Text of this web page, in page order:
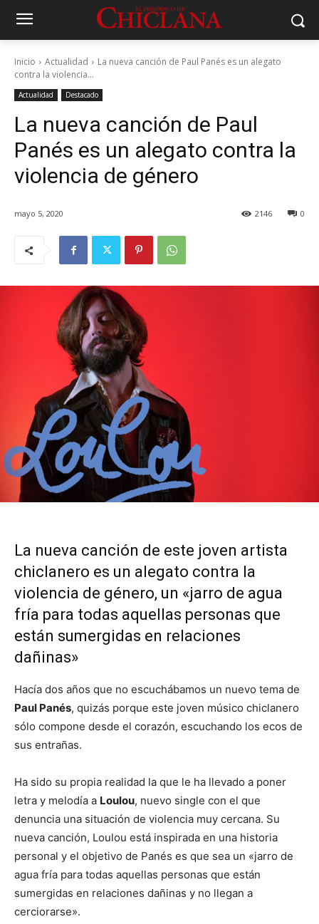
Inicio Actualidad
La nueva canción de Paul Panés es un alegato
contra la violencia...
Actualidad Destacado
La nueva canción de Paul
Panés es un alegato contra la
violencia de género
mayo 5, 2020 0
2146
La nueva canción de este joven artista
chiclanero es un alegato contra la
violencia de género, un «jarro de agua
fría para todas aquellas personas que
están sumergidas en relaciones
dañinas»
Hacía dos años que no escuchábamos un nuevo tema de
Paul Panés, quizás porque este joven músico chiclanero
sólo compone desde el corazón, escuchando los ecos de
sus entrañas.
Ha sido su propia realidad la que le ha llevado a poner
letra y melodía a Loulou, nuevo single con el que
denuncia una situación de violencia muy cercana. Su
nueva canción, Loulou está inspirada en una historia
personal y el objetivo de Panés es que sea un «jarro de
agua fría para todas aquellas personas que están
sumergidas en relaciones dañinas y no llegan a
cerciorarse».